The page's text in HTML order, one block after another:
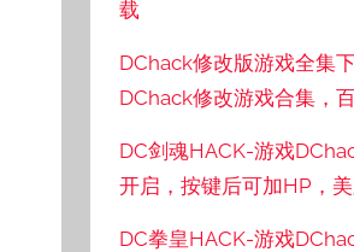
载
DChack修改版游戏全集
DChack修改游戏合集，
DC剑魂HACK-游戏
开启，按键后可加HP，美
DC拳皇HACK-游戏